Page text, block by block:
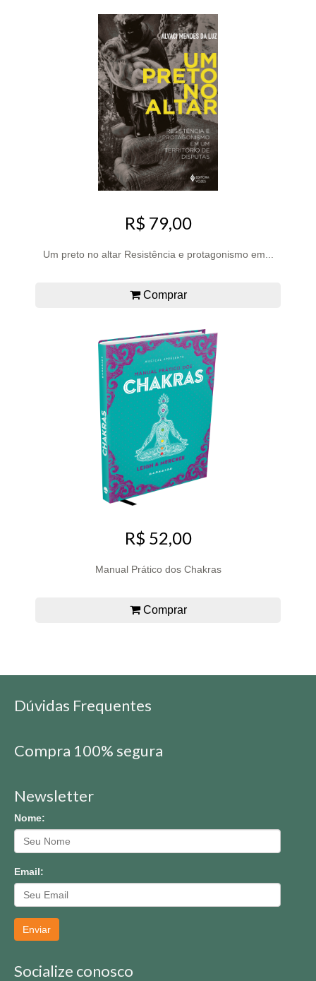
R$ 79,00
Um preto no altar Resistência e protagonismo em...
Comprar
R$ 52,00
Manual Prático dos Chakras
Comprar
Dúvidas Frequentes
Compra 100% segura
Newsletter
Nome:
Email:
Enviar
Socialize conosco